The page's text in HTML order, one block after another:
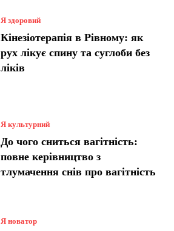
Я здоровий
Кінезіотерапія в Рівному: як
рух лікує спину та суглоби без
ліків
Я культурний
До чого сниться вагітність:
повне керівництво з
тлумачення снів про вагітність
Я новатор